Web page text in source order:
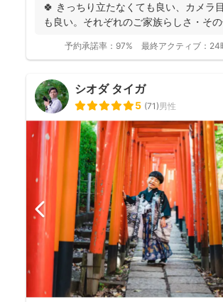
🍀 きっちり立たなくても良い、カメラ
も良い。それぞれのご家族らしさ・そ
予約承諾率： 97% 最終アクティブ： 24
シオダ タイガ
5 (71)男性